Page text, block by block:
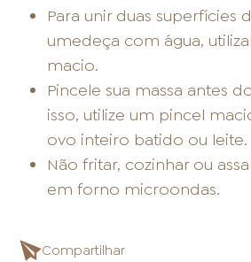
Para unir duas superfícies
umedeça com água,
macio.
Pincele sua massa antes
isso, utilize um pincel
ovo inteiro batido ou leite.
Não fritar, cozinhar ou
em forno microondas.
Compartilhar